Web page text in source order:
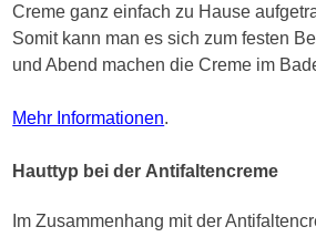
Creme ganz einfach zu Hause
Somit kann man es sich zum festen
und Abend machen die Creme im
Mehr Informationen.
Hauttyp bei der Antifaltencreme
Im Zusammenhang mit der